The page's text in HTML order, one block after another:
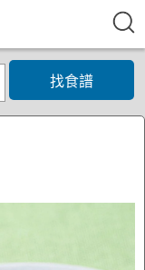
找食譜